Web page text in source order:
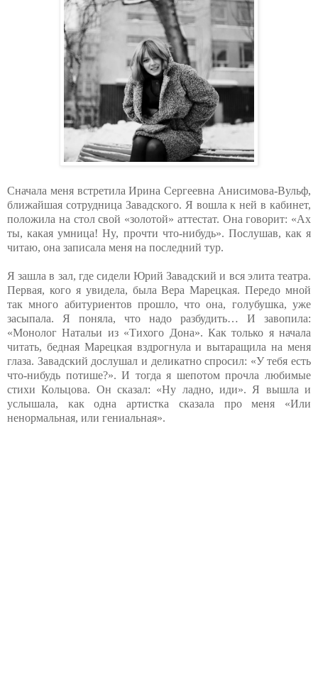
Сначала меня встретила Ирина Сергеевна Анисимова-Вульф,
ближайшая сотрудница Завадского. Я вошла к ней в кабинет,
положила на стол свой «золотой» аттестат. Она говорит: «Ax
ты, какая умница! Hy, прочти что-нибудь». Послушав, как я
читаю, она записала меня на последний тур.
Я зашла в зал, где сидели Юрий Завадский и вся элита театра.
Первая, кого я увидела, была Вера Марецкая. Передо мной
так много абитуриентов прошло, что она, голубушка, уже
засыпала. Я поняла, что надо разбудить… И завопила:
«Монолог Натальи из «Тихого Дона». Как только я начала
читать, бедная Марецкая вздрогнула и вытаращила на меня
глаза. Завадский дослушал и деликатно спросил: «У тебя есть
что-нибудь потише?». И тогда я шепотом прочла любимые
стихи Кольцова. Он сказал: «Hy ладно, иди». Я вышла и
услышала, как одна артистка сказала про меня «Или
ненормальная, или гениальная».